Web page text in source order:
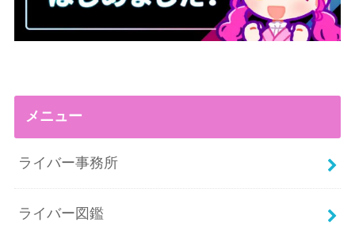
メニュー
ライバー事務所
ライバー図鑑